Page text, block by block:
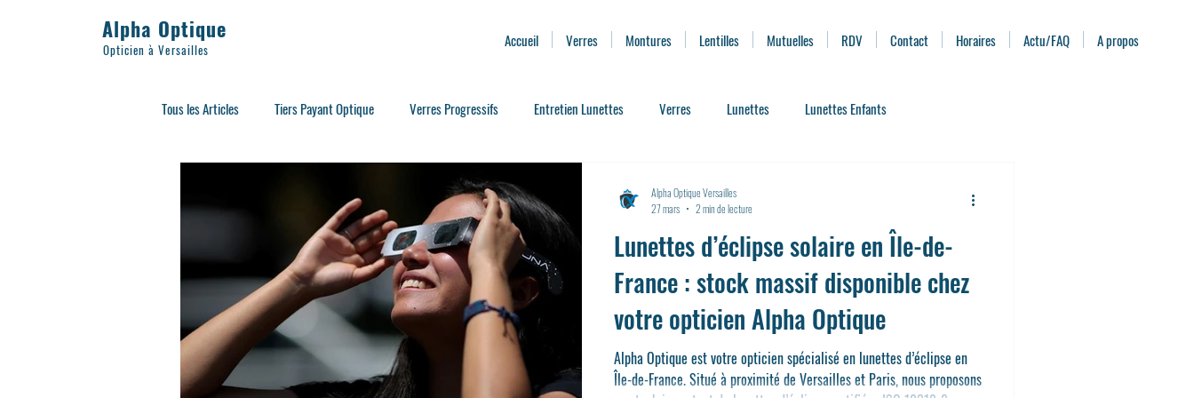
Alpha Optique
Opticien à Versailles Accueil Verres Montures Lentilles Mutuelles RDV Contact Horaires Actu/FAQ A propos
Tous les Articles Tiers Payant Optique Verres Progressifs Entretien Lunettes Verres Lunettes Lunettes Enfants
Accessoire Lunettes Presbytie
Lunettes d'éclipses Où trouver des Lunettes d'éclipse Remboursement Optique Clips solaire et Clips de conduite
Lunettes d’éclipse solaire en Île-de-
France : stock massif disponible chez
votre opticien Alpha Optique
Alpha Optique est votre opticien spécialisé en lunettes d’éclipse en
Île-de-France. Situé à proximité de Versailles et Paris, nous proposons
Alpha Optique Versailles
27 mars
2 min de lecture